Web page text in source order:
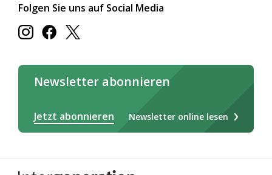
Folgen Sie uns auf Social Media
Newsletter abonnieren
Jetzt abonnieren Newsletter online lesen